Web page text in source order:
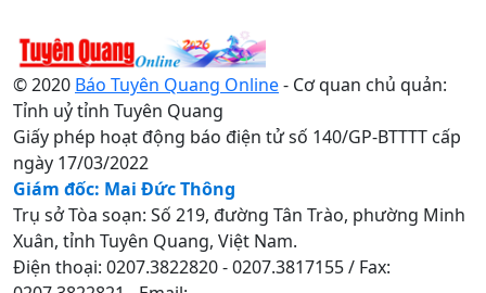
© 2020 Báo Tuyên Quang Online- Cơ quan chủ quản:
Tỉnh uỷ tỉnh Tuyên Quang
Giấy phép hoạt động báo điện tử số 140/GP-BTTTT cấp
ngày 17/03/2022
Giám đốc: Mai Đức Thông
Trụ sở Tòa soạn: Số 219, đường Tân Trào, phường Minh
Xuân, tỉnh Tuyên Quang, Việt Nam.
Điện thoại: 0207.3822820 - 0207.3817155 / Fax: